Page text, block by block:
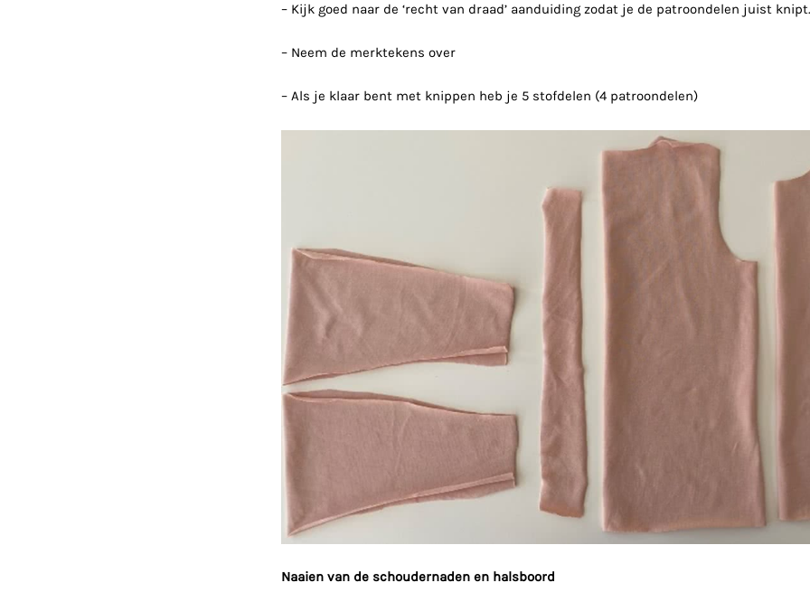
– Kijk goed naar de ‘recht van draad’ aanduiding zodat je de patroondelen juist knipt.
– Neem de merktekens over
– Als je klaar bent met knippen heb je 5 stofdelen (4 patroondelen)
Naaien van de schoudernaden en halsboord